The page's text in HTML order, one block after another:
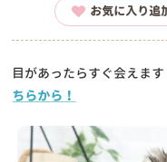
お気に入り追
目があったらすぐ会えま
ちらから！